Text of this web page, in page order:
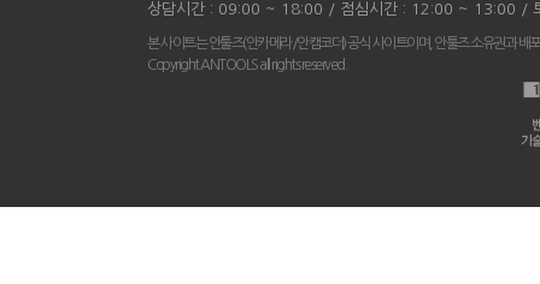
상담시간 : 09:00 ~ 18:00 / 점심시간 : 12:00 ~ 13:00 /
본 사이트는 안툴즈(안카메라/안캠코더) 공식 사이트이며, 안툴즈 소유권과 배
Copyright ANTOOLS all rights reserved.